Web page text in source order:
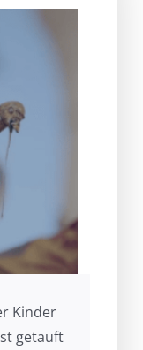
Kinder
getauft